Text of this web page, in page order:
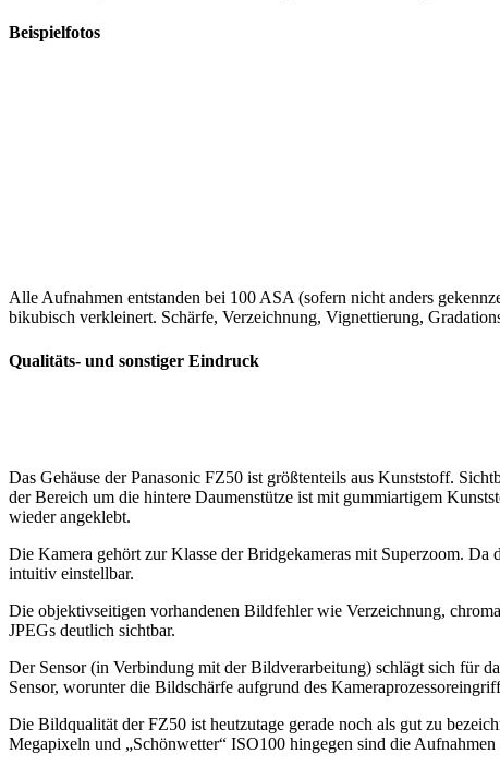
Beispielfotos
Alle Aufnahmen entstanden bei 100 ASA (sofern nicht anders
bikubisch verkleinert. Schärfe, Verzeichnung, Vignettierung,
Qualitäts- und sonstiger Eindruck
Das Gehäuse der Panasonic FZ50 ist größtenteils aus Kunststoff.
der Bereich um die hintere Daumenstütze ist mit gummiartigem
wieder angeklebt.
Die Kamera gehört zur Klasse der Bridgekameras mit Superzoom.
intuitiv einstellbar.
Die objektivseitigen vorhandenen Bildfehler wie Verzeichnung,
JPEGs deutlich sichtbar.
Der Sensor (in Verbindung mit der Bildverarbeitung) schlägt sich für
Sensor, worunter die Bildschärfe aufgrund des
Die Bildqualität der FZ50 ist heutzutage gerade noch als gut zu
Megapixeln und „Schönwetter“ ISO100 hingegen sind die Aufnahmen